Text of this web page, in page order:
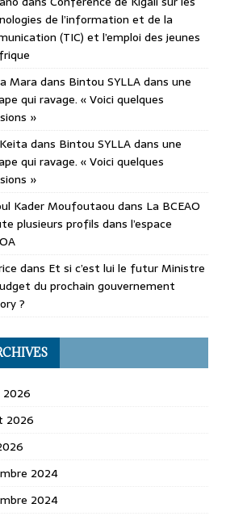
de l’information et de la
(TIC) et l’emploi des jeunes
Mara dans Bintou SYLLA dans une
qui ravage. « Voici quelques
»
dans Bintou SYLLA dans une
qui ravage. « Voici quelques
»
Kader Moufoutaou dans La BCEAO
plusieurs profils dans l’espace
dans Et si c’est lui le futur Ministre
du prochain gouvernement
?
2026
2024
2024